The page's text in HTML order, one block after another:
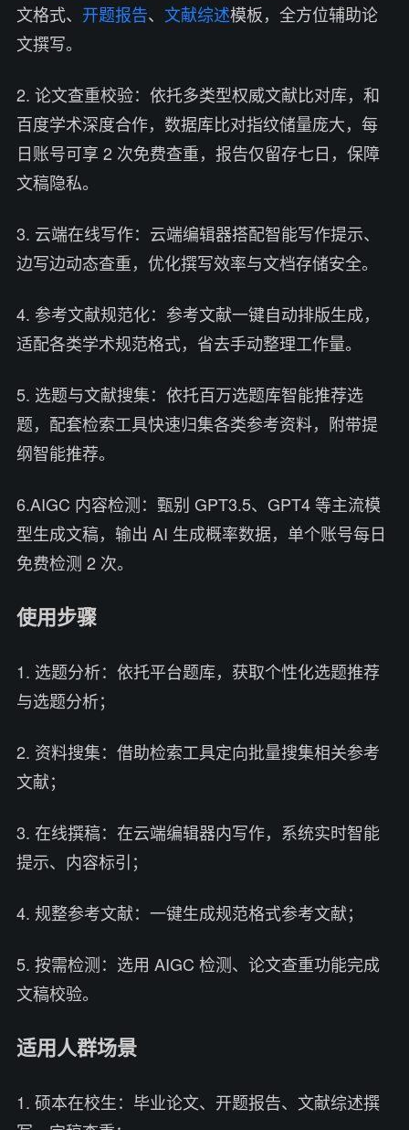
文格式、 开题报告、 文献综述模板，全方位辅助论
文撰写。
2. 论文查重校验：依托多类型权威文献比对库，和
百度学术深度合作，数据库比对指纹储量庞大，每
日账号可享 2 次免费查重，报告仅留存七日，保障
文稿隐私。
3. 云端在线写作：云端编辑器搭配智能写作提示、
边写边动态查重，优化撰写效率与文档存储安全。
4. 参考文献规范化：参考文献一键自动排版生成，
适配各类学术规范格式，省去手动整理工作量。
5. 选题与文献搜集：依托百万选题库智能推荐选
题，配套检索工具快速归集各类参考资料，附带提
纲智能推荐。
6.AIGC 内容检测：甄别 GPT3.5、GPT4 等主流模
型生成文稿，输出 AI 生成概率数据，单个账号每日
免费检测 2 次。
使用步骤
1. 选题分析：依托平台题库，获取个性化选题推荐
与选题分析；
2. 资料搜集：借助检索工具定向批量搜集相关参考
文献；
3. 在线撰稿：在云端编辑器内写作，系统实时智能
提示、内容标引；
4. 规整参考文献：一键生成规范格式参考文献；
5. 按需检测：选用 AIGC 检测、论文查重功能完成
文稿校验。
适用人群场景
1. 硕本在校生：毕业论文、开题报告、文献综述撰